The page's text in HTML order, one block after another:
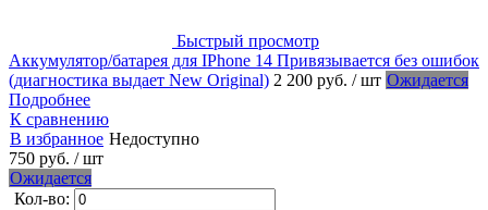
Быстрый просмотр
Аккумулятор/батарея для IPhone 14 Привязывается без ошибок
(диагностика выдает New Original) 2 200 руб. / шт Ожидается
Подробнее
К сравнению
В избранное Недоступно
750 руб. / шт
Ожидается
Кол-во: